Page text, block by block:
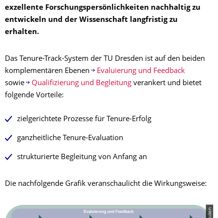
exzellente Forschungspersönlichkeiten nachhaltig zu
entwickeln und der Wissenschaft langfristig zu
erhalten.
Das Tenure-Track-System der TU Dresden ist auf den beiden
komplementären Ebenen
Evaluierung und Feedback
sowie
Qualifizierung und Begleitungverankert und bietet
folgende Vorteile:
zielgerichtete Prozesse für Tenure-Erfolg
ganzheitliche Tenure-Evaluation
strukturierte Begleitung von Anfang an
Die nachfolgende Grafik veranschaulicht die Wirkungsweise: